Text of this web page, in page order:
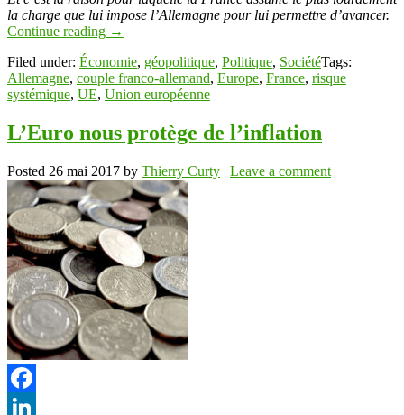
la charge que lui impose l’Allemagne pour lui permettre d’avancer.
Continue reading →
Filed under: Économie, géopolitique, Politique, SociétéTags:
Allemagne, couple franco-allemand, Europe, France, risque
systémique, UE, Union européenne
L’Euro nous protège de l’inflation
Posted 26 mai 2017 by Thierry Curty | Leave a comment
Facebook